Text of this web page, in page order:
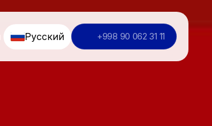
Русский +998 90 062 31 11